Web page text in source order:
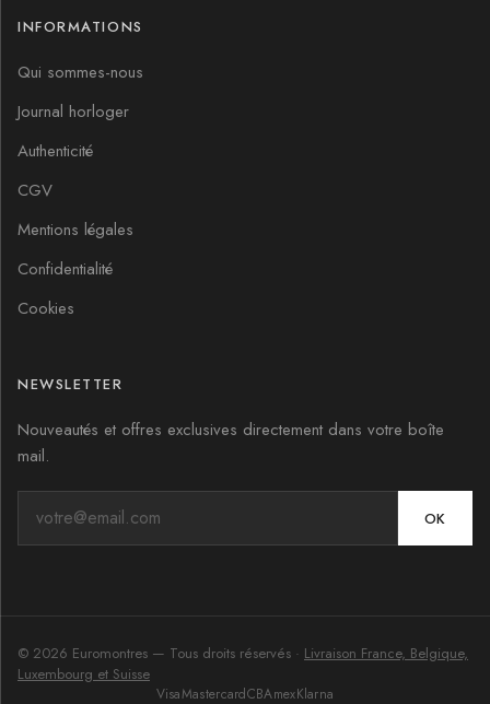
INFORMATIONS
Qui sommes-nous
Journal horloger
Authenticité
CGV
Mentions légales
Confidentialité
Cookies
NEWSLETTER
Nouveautés et offres exclusives directement dans votre boîte
mail.
OK
© 2026 Euromontres — Tous droits réservés · Livraison France, Belgique,
Luxembourg et Suisse
VisaMastercardCBAmexKlarna